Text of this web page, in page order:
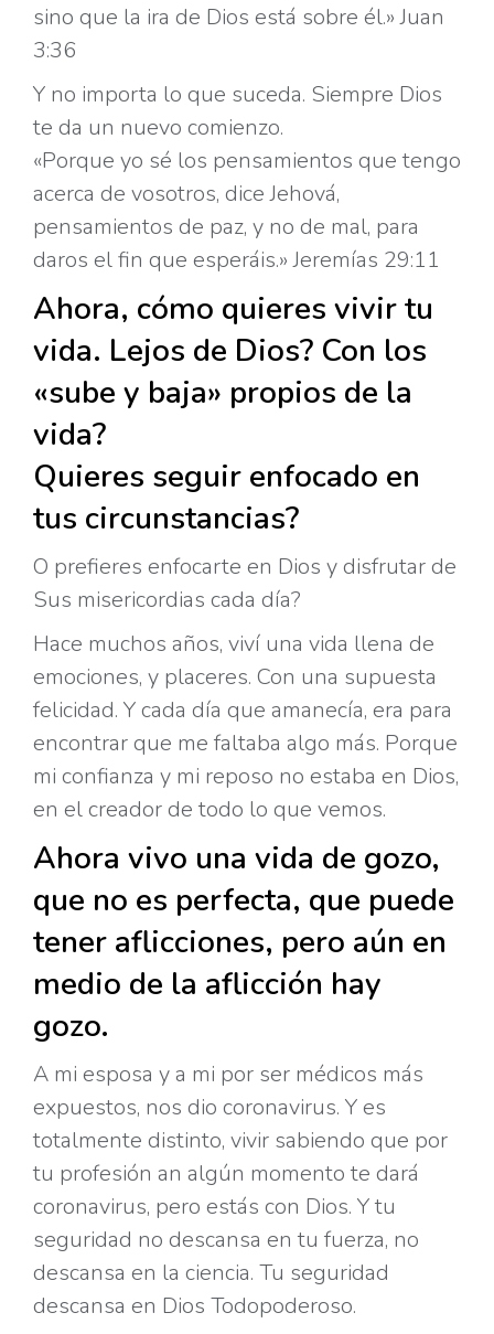
sino que la ira de Dios está sobre él.» Juan
3:36
Y no importa lo que suceda. Siempre Dios
te da un nuevo comienzo.
«Porque yo sé los pensamientos que tengo
acerca de vosotros, dice Jehová,
pensamientos de paz, y no de mal, para
daros el fin que esperáis.» Jeremías 29:11
Ahora, cómo quieres vivir tu
vida. Lejos de Dios? Con los
«sube y baja» propios de la
vida?
Quieres seguir enfocado en
tus circunstancias?
O prefieres enfocarte en Dios y disfrutar de
Sus misericordias cada día?
Hace muchos años, viví una vida llena de
emociones, y placeres. Con una supuesta
felicidad. Y cada día que amanecía, era para
encontrar que me faltaba algo más. Porque
mi confianza y mi reposo no estaba en Dios,
en el creador de todo lo que vemos.
Ahora vivo una vida de gozo,
que no es perfecta, que puede
tener aflicciones, pero aún en
medio de la aflicción hay
gozo.
A mi esposa y a mi por ser médicos más
expuestos, nos dio coronavirus. Y es
totalmente distinto, vivir sabiendo que por
tu profesión an algún momento te dará
coronavirus, pero estás con Dios. Y tu
seguridad no descansa en tu fuerza, no
descansa en la ciencia. Tu seguridad
descansa en Dios Todopoderoso.